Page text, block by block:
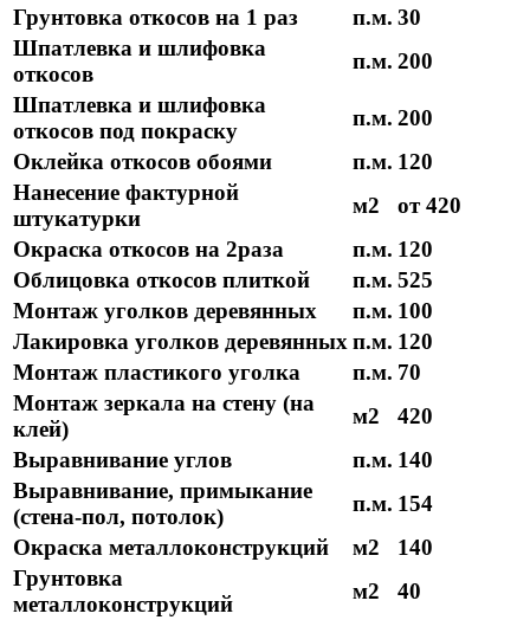
Грунтовка откосов на 1 раз
п.м. 30
Шпатлевка и шлифовка
откосов
п.м. 200
Шпатлевка и шлифовка
откосов под покраску
п.м. 200
Оклейка откосов обоями
п.м. 120
Нанесение фактурной
штукатурки
м2
от 420
Окраска откосов на 2раза
п.м. 120
Облицовка откосов плиткой
п.м. 525
Монтаж уголков деревянных
п.м. 100
Лакировка уголков деревянных п.м. 120
Монтаж пластикого уголка
п.м. 70
Монтаж зеркала на стену (на
клей)
м2
420
Выравнивание углов
п.м. 140
Выравнивание, примыкание
(стена-пол, потолок)
п.м. 154
Окраска металлоконструкций
м2
140
Грунтовка
металлоконструкций
м2
40